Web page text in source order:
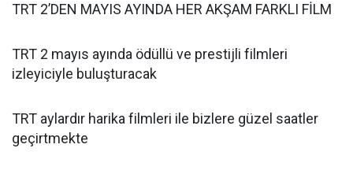
TRT 2’DEN MAYIS AYINDA HER AKŞAM FARKLI FİLM
TRT 2 mayıs ayında ödüllü ve prestijli filmleri
izleyiciyle buluşturacak
TRT aylardır harika filmleri ile bizlere güzel saatler
geçirtmekte